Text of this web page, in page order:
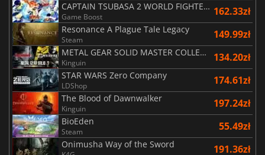
CAPTAIN TSUBASA 2 WORLD FIGHTERS
Game Boost 162.33zł
Resonance A Plague Tale Legacy
Steam 149.99zł
METAL GEAR SOLID MASTER COLLECTION Vol.2
Kinguin 134.20zł
STAR WARS Zero Company
LDShop 174.61zł
The Blood of Dawnwalker
Kinguin 197.24zł
BioEden
Steam 55.49zł
Onimusha Way of the Sword 191.36zł